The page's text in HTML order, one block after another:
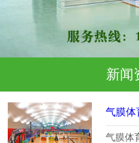
新闻
气膜体
气膜体